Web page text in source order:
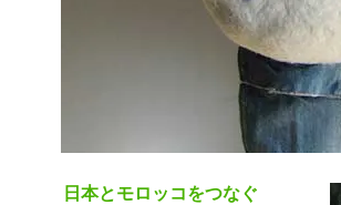
日本とモロッコをつなぐ